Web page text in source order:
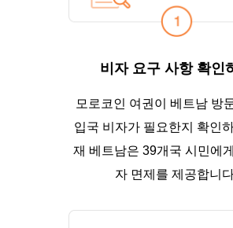
비자 요구 사항 확인
모로코인 여권이 베트남 방
입국 비자가 필요한지 확인
재 베트남은 39개국 시민에
자 면제를 제공합니